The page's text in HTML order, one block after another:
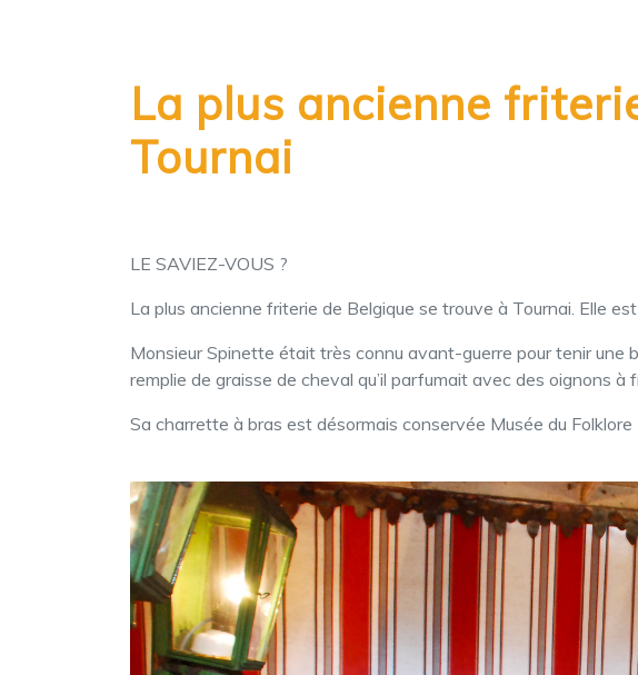
La plus ancienne
Tournai
LE SAVIEZ-VOUS ?
La plus ancienne friterie de Belgique se trouve à Tournai. Elle
Monsieur Spinette était très connu avant-guerre pour tenir
remplie de graisse de cheval qu’il parfumait avec des oignons
Sa charrette à bras est désormais conservée Musée du Folklore